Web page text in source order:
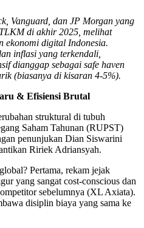
Vanguard, dan JP Morgan yang
di akhir 2025, melihat
ekonomi digital Indonesia.
inflasi yang terkendali,
dianggap sebagai safe haven
(biasanya di kisaran 4-5%).
& Efisiensi Brutal
struktural di tubuh
Saham Tahunan (RUPST)
penunjukan Dian Siswarini
Ririek Adriansyah.
Pertama, rekam jejak
yang sangat cost-conscious dan
sebelumnya (XL Axiata).
disiplin biaya yang sama ke